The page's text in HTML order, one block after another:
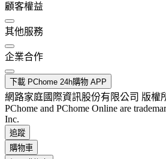
顧客權益
其他服務
企業合作
下載 PChome 24h購物 APP
網路家庭國際資訊股份有限公司 版權
PChome and PChome Online are
Inc.
追蹤
購物車